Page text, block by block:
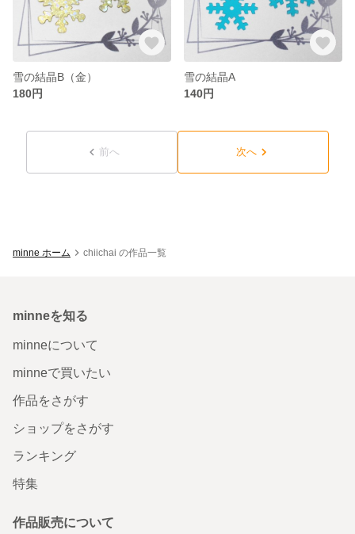
雪の結晶B（金）
180円
雪の結晶A
140円
前へ 次へ
minne ホーム chiichai の作品一覧
minneを知る
minneについて
minneで買いたい
作品をさがす
ショップをさがす
ランキング
特集
作品販売について